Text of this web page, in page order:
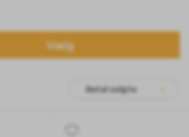
Vælg
Antal solgte